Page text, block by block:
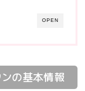
OPEN
の基本情報